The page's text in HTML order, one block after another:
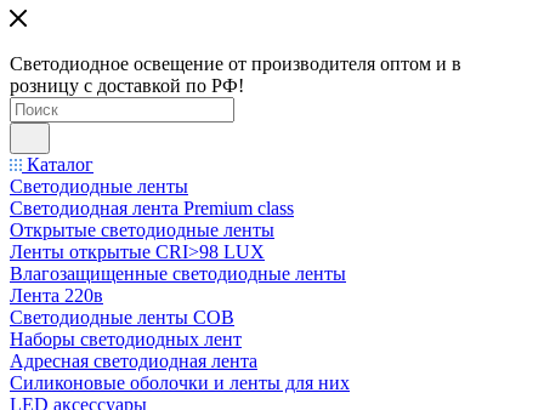
Светодиодное освещение от производителя оптом и в
розницу с доставкой по РФ!
Каталог
Светодиодные ленты
Светодиодная лента Premium class
Открытые светодиодные ленты
Ленты открытые CRI>98 LUX
Влагозащищенные светодиодные ленты
Лента 220в
Светодиодные ленты COB
Наборы светодиодных лент
Адресная светодиодная лента
Силиконовые оболочки и ленты для них
LED аксессуары